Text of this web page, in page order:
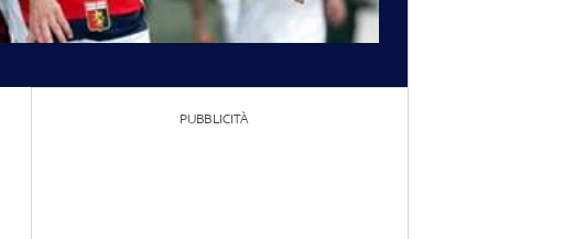
PUBBLICITÀ